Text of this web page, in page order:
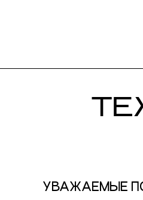
УВАЖАЕМЫЕ